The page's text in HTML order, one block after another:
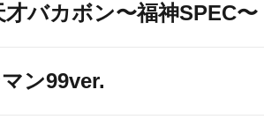
才バカボン〜福神SPEC〜
ン99ver.